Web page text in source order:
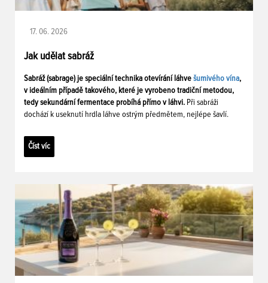
17. 06. 2026
Jak udělat sabráž
Sabráž (sabrage) je speciální technika otevírání láhve šumivého vína,
v ideálním případě takového, které je vyrobeno tradiční metodou,
tedy sekundární fermentace probíhá přímo v láhvi. Při sabráži
dochází k useknutí hrdla láhve ostrým předmětem, nejlépe šavlí.
Číst víc